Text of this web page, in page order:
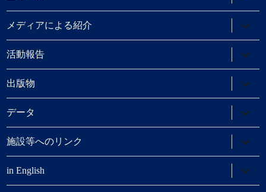
開
ー
を
展
開
ブ
メ
ニ
ュ
ー
を
展
開
メディアによる紹介
ブ
メ
ニ
ュ
ー
を
展
開
活動報告
ブ
メ
ニ
ュ
ー
を
展
開
出版物
ブ
メ
ニ
ュ
ー
を
展
開
データ
ブ
メ
ニ
ュ
ー
を
展
開
施設等へのリンク
ブ
メ
ニ
ュ
ー
in English
ブ
メ